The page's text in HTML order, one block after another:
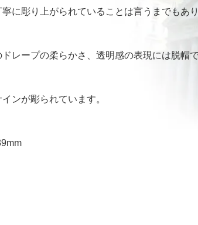
に彫り上がられていることは言うまでもあり
レープの柔らかさ、透明感の表現には脱帽
ンが彫られています。